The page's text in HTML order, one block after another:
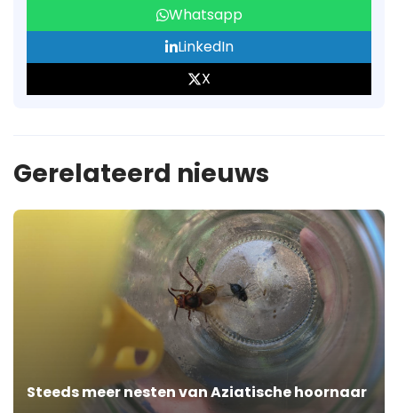
Whatsapp
LinkedIn
X
Gerelateerd nieuws
Steeds meer nesten van Aziatische hoornaar